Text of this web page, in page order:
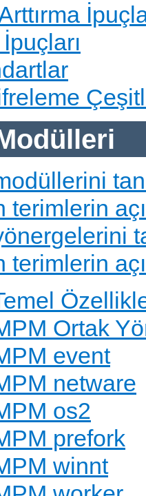
terimlerin
terimlerin
Ortak
event
netware
os2
prefork
winnt